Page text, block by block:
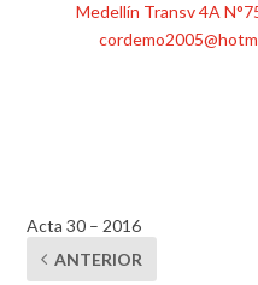
Medellín Transv 4A
Acta 30 – 2016
ANTERIOR